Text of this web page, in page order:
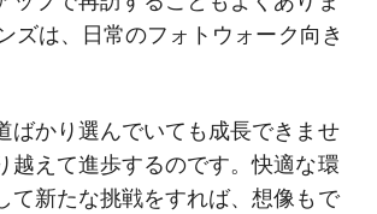
ズは、日常のフォトウォーク向き
ばかり選んでいても成長できませ
越えて進歩するのです。快適な環
て新たな挑戦をすれば、想像もで